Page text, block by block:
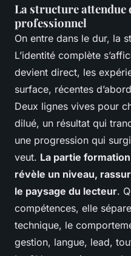
La structure attendue
professionnel
On entre dans le dur, la
L’identité complète
devient direct, les
surface, récentes
Deux lignes vives pour
dilué, un résultat qui
une progression qui
veut. La partie
révèle un niveau,
le paysage du lecteur.
compétences, elle
technique, le
gestion, langue, lead,